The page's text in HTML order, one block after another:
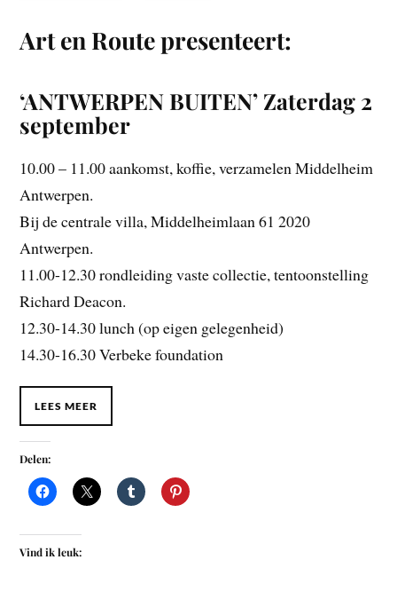
Art en Route presenteert:
‘ANTWERPEN BUITEN’ Zaterdag 2
september
10.00 – 11.00 aankomst, koffie, verzamelen Middelheim
Antwerpen.
Bij de centrale villa, Middelheimlaan 61 2020
Antwerpen.
11.00-12.30 rondleiding vaste collectie, tentoonstelling
Richard Deacon.
12.30-14.30 lunch (op eigen gelegenheid)
14.30-16.30 Verbeke foundation
LEES MEER
Delen:
Vind ik leuk: